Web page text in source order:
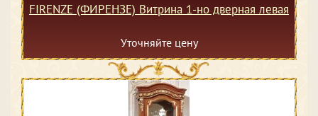
FIRENZE (ФИРЕНЗЕ) Витрина 1-но дверная левая
Уточняйте цену